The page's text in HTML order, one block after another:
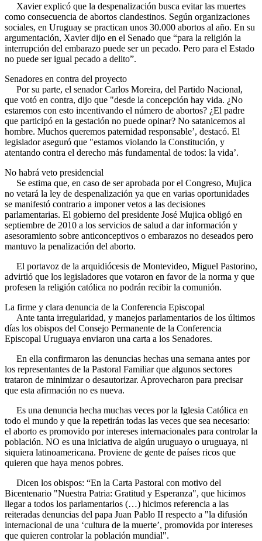
Xavier explicó que la despenalización busca evitar las muertes
como consecuencia de abortos clandestinos. Según organizaciones
sociales, en Uruguay se practican unos 30.000 abortos al año. En su
argumentación, Xavier dijo en el Senado que “para la religión la
interrupción del embarazo puede ser un pecado. Pero para el Estado
no puede ser igual pecado a delito”.
Senadores en contra del proyecto
Por su parte, el senador Carlos Moreira, del Partido Nacional,
que votó en contra, dijo que "desde la concepción hay vida. ¿No
estaremos con esto incentivando el número de abortos? ¿El padre
que participó en la gestación no puede opinar? No satanicemos al
hombre. Muchos queremos paternidad responsable’, destacó. El
legislador aseguró que "estamos violando la Constitución, y
atentando contra el derecho más fundamental de todos: la vida’.
No habrá veto presidencial
Se estima que, en caso de ser aprobada por el Congreso, Mujica
no vetará la ley de despenalización ya que en varias oportunidades
se manifestó contrario a imponer vetos a las decisiones
parlamentarias. El gobierno del presidente José Mujica obligó en
septiembre de 2010 a los servicios de salud a dar información y
asesoramiento sobre anticonceptivos o embarazos no deseados pero
mantuvo la penalización del aborto.
El portavoz de la arquidiócesis de Montevideo, Miguel Pastorino,
advirtió que los legisladores que votaron en favor de la norma y que
profesen la religión católica no podrán recibir la comunión.
La firme y clara denuncia de la Conferencia Episcopal
Ante tanta irregularidad, y manejos parlamentarios de los últimos
días los obispos del Consejo Permanente de la Conferencia
Episcopal Uruguaya enviaron una carta a los Senadores.
En ella confirmaron las denuncias hechas una semana antes por
los representantes de la Pastoral Familiar que algunos sectores
trataron de minimizar o desautorizar. Aprovecharon para precisar
que esta afirmación no es nueva.
Es una denuncia hecha muchas veces por la Iglesia Católica en
todo el mundo y que la repetirán todas las veces que sea necesario:
el aborto es promovido por intereses internacionales para controlar la
población. NO es una iniciativa de algún uruguayo o uruguaya, ni
siquiera latinoamericana. Proviene de gente de países ricos que
quieren que haya menos pobres.
Dicen los obispos: “En la Carta Pastoral con motivo del
Bicentenario "Nuestra Patria: Gratitud y Esperanza", que hicimos
llegar a todos los parlamentarios (…) hicimos referencia a las
reiteradas denuncias del papa Juan Pablo II respecto a "la difusión
internacional de una ‘cultura de la muerte’, promovida por intereses
que quieren controlar la población mundial".